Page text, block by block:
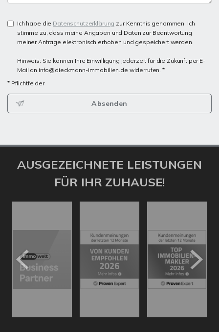
Ich habe die Datenschutzerklärung zur Kenntnis genommen. Ich
stimme zu, dass meine Angaben und Daten zur Beantwortung
meiner Anfrage elektronisch erhoben und gespeichert werden.
Hinweis: Sie können Ihre Einwilligung jederzeit für die Zukunft per E-
Mail an info@dieckmann-immobilien.de widerrufen. *
* Pflichtfelder
Absenden
AUSGEZEICHNETE LEISTUNGEN
FÜR IHR ZUHAUSE!